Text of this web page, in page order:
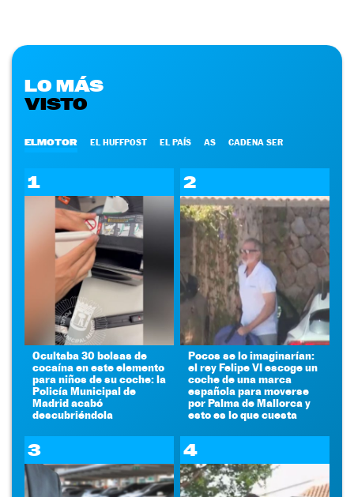
LO MÁS
VISTO
ELMOTOR EL HUFFPOST EL PAÍS AS CADENA SER
1
Ocultaba 30 bolsas de
cocaína en este elemento
para niños de su coche: la
Policía Municipal de
Madrid acabó
descubriéndola
2
Pocos se lo imaginarían:
el rey Felipe VI escoge un
coche de una marca
española para moverse
por Palma de Mallorca y
esto es lo que cuesta
3 4